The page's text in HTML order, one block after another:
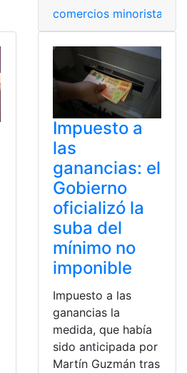
comercios minoristas
Impuesto a
las
ganancias: el
Gobierno
oficializó la
suba del
mínimo no
imponible
Impuesto a las
ganancias la
medida, que había
sido anticipada por
Martín Guzmán tras